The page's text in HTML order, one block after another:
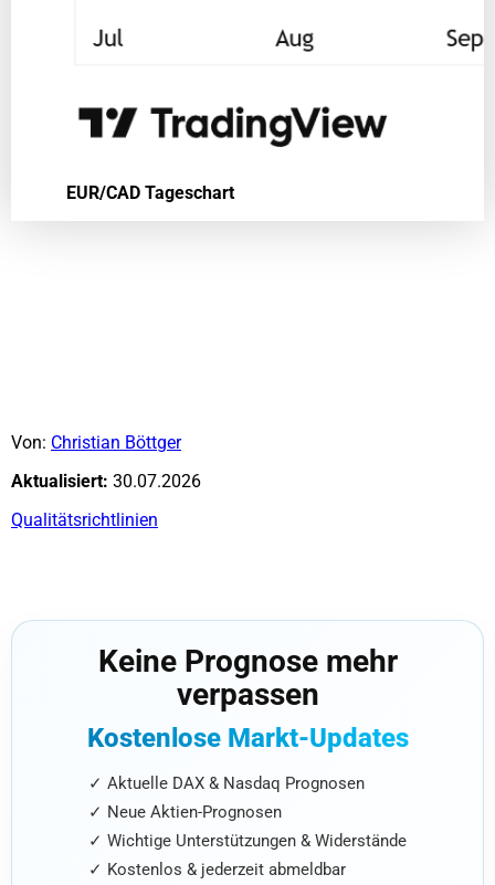
EUR/CAD Tageschart
Von: Christian Böttger
Aktualisiert: 30.07.2026
Qualitätsrichtlinien
Keine Prognose mehr
verpassen
Kostenlose Markt-Updates
✓ Aktuelle DAX & Nasdaq Prognosen
✓ Neue Aktien-Prognosen
✓ Wichtige Unterstützungen & Widerstände
✓ Kostenlos & jederzeit abmeldbar